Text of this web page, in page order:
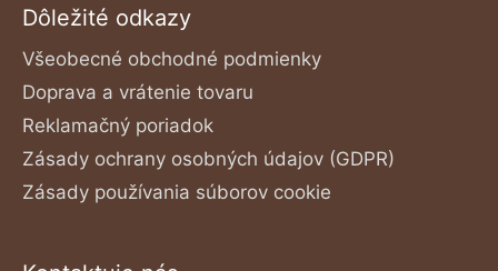
Dôležité odkazy
Všeobecné obchodné podmienky
Doprava a vrátenie tovaru
Reklamačný poriadok
Zásady ochrany osobných údajov (GDPR)
Zásady používania súborov cookie